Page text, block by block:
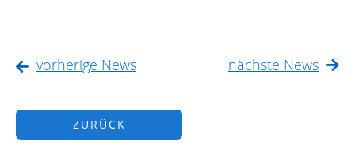
vorherige News nächste News
ZURÜCK